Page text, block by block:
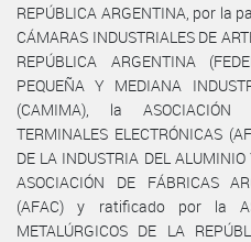
REPÚBLICA ARGENTINA, por la
CÁMARAS INDUSTRIALES DE
REPÚBLICA ARGENTINA
PEQUEÑA Y MEDIANA
(CAMIMA), la ASOCIACIÓN
TERMINALES ELECTRÓNICAS
DE LA INDUSTRIA DEL
ASOCIACIÓN DE FÁBRICAS
(AFAC) y ratificado por la
METALÚRGICOS DE LA